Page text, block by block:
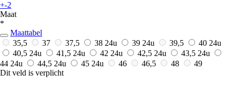
+-2
Maat
*
Maattabel
35,5
37 37,5 38 24u 39 24u 39,5 40 24u
40,5 24u 41,5 24u 42 24u 42,5 24u 43,5 24u
44 24u 44,5 24u 45 24u 46 46,5 48
49
Dit veld is verplicht